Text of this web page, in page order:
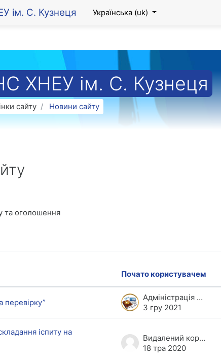
ім. С. Кузнеця Українська ‎(uk)‎
ХНЕУ ім. С. Кузнеця
сайту Новини сайту
та оголошення
18 обговорень
Почато користувачем
перевірку”
Адміністрація ПНС ХНЕУ
3 гру 2021
іспиту на
Видалений користувач
18 тра 2020